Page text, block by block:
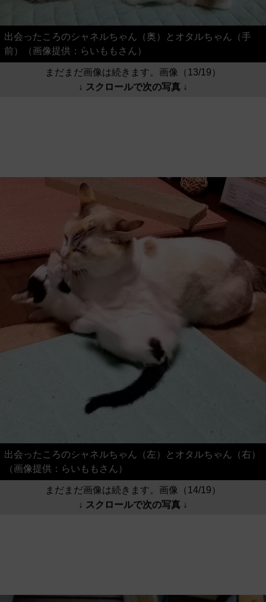
出会ったころのシャネルちゃん（奥）とオタルちゃん（手
前）（画像提供：らいももさん）
まだまだ画像は続きます。画像（13/19）
↓ スクロールで次の写真 ↓
出会ったころのシャネルちゃん（左）とオタルちゃん（右）
（画像提供：らいももさん）
まだまだ画像は続きます。画像（14/19）
↓ スクロールで次の写真 ↓